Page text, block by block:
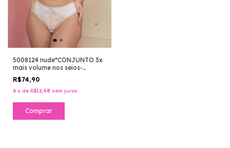
5008124 nude*CONJUNTO 3x
mais volume nos seios-
CALCINHA RENDA FIO
CONFORTO -
R$74,90
6 x de R$12,48 sem juros
Comprar